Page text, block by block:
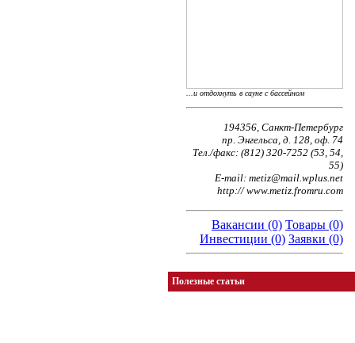
...и отдохнуть в сауне с бассейном
194356, Санкт-Петербург
пр. Энгельса, д. 128, оф. 74
Тел./факс: (812) 320-7252 (53, 54,
55)
Е-mail: metiz@mail.wplus.net
http:// www.metiz.fromru.com
Вакансии (0) Товары (0)
Инвестиции (0) Заявки (0)
Полезные статьи